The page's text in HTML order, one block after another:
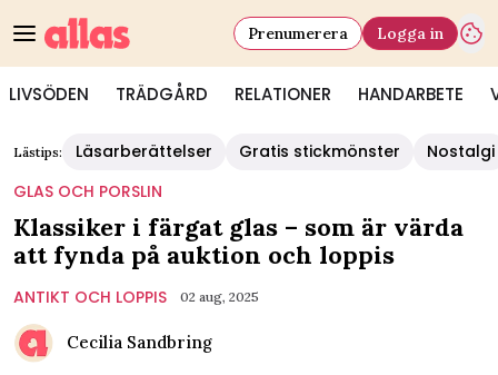
LIVSÖDEN TRÄDGÅRD RELATIONER HANDARBETE
Prenumerera Logga in
Lästips: Läsarberättelser Gratis stickmönster
Nostalgi
GLAS OCH PORSLIN
Klassiker i färgat glas – som är värda
att fynda på auktion och loppis
ANTIKT OCH LOPPIS 02 aug, 2025
Cecilia Sandbring